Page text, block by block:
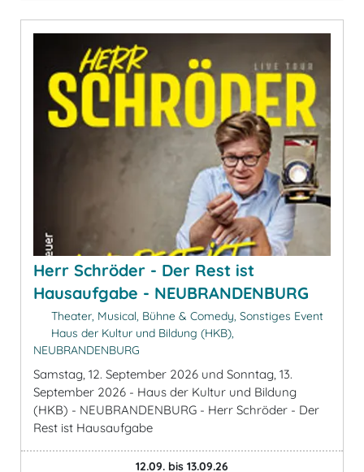
Herr Schröder - Der Rest ist
Hausaufgabe - NEUBRANDENBURG
Theater, Musical, Bühne & Comedy, Sonstiges Event
Haus der Kultur und Bildung (HKB),
NEUBRANDENBURG
Samstag, 12. September 2026 und Sonntag, 13.
September 2026 - Haus der Kultur und Bildung
(HKB) - NEUBRANDENBURG - Herr Schröder - Der
Rest ist Hausaufgabe
12.09. bis 13.09.26